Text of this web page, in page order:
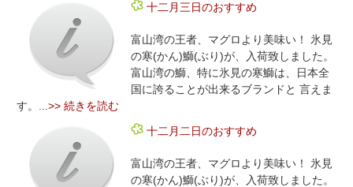
十二月三日のおすすめ
富山湾の王者、マグロより美味い！ 氷見
の寒(かん)鰤(ぶり)が、入荷致しました。
富山湾の鰤、特に氷見の寒鰤は、日本全
国に誇ることが出来るブランドと 言えま
す。...>> 続きを読む
十二月二日のおすすめ
富山湾の王者、マグロより美味い！ 氷見
の寒(かん)鰤(ぶり)が、入荷致しました。